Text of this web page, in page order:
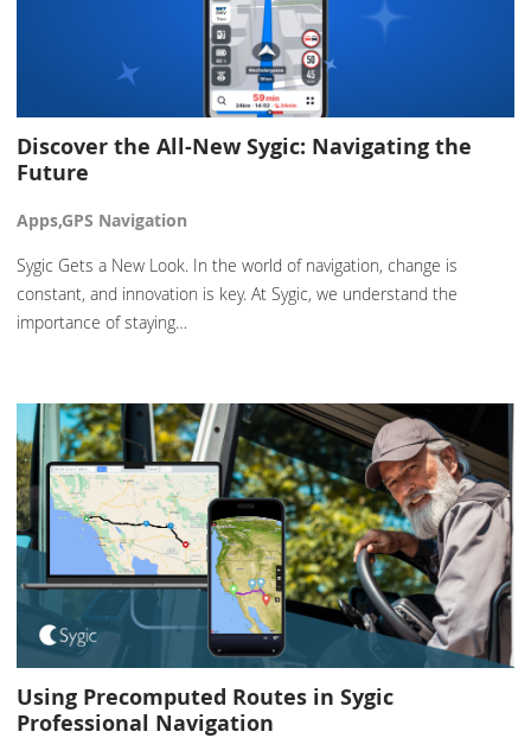
Discover the All-New Sygic: Navigating the
Future
Apps,GPS Navigation
Sygic Gets a New Look. In the world of navigation, change is
constant, and innovation is key. At Sygic, we understand the
importance of staying…
Using Precomputed Routes in Sygic
Professional Navigation